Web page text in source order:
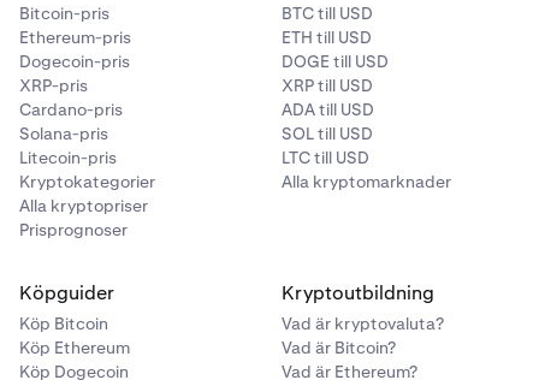
Bitcoin-pris
Ethereum-pris
Dogecoin-pris
XRP-pris
Cardano-pris
Solana-pris
Litecoin-pris
Kryptokategorier
Alla kryptopriser
Prisprognoser
BTC till USD
ETH till USD
DOGE till USD
XRP till USD
ADA till USD
SOL till USD
LTC till USD
Alla kryptomarknader
Köpguider
Köp Bitcoin
Köp Ethereum
Köp Dogecoin
Kryptoutbildning
Vad är kryptovaluta?
Vad är Bitcoin?
Vad är Ethereum?